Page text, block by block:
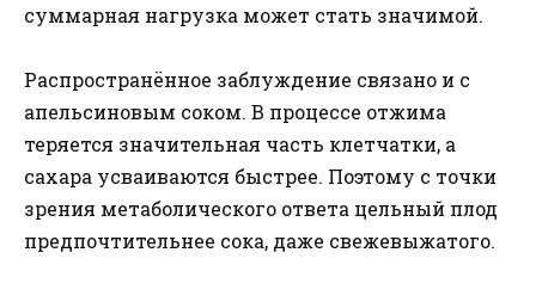
суммарная нагрузка может стать значимой.
Распространённое заблуждение связано и с
апельсиновым соком. В процессе отжима
теряется значительная часть клетчатки, а
сахара усваиваются быстрее. Поэтому с точки
зрения метаболического ответа цельный плод
предпочтительнее сока, даже свежевыжатого.